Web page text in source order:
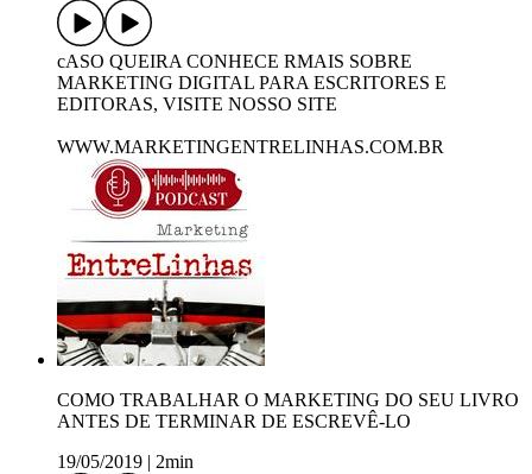
cASO QUEIRA CONHECE RMAIS SOBRE
MARKETING DIGITAL PARA ESCRITORES E
EDITORAS, VISITE NOSSO SITE
WWW.MARKETINGENTRELINHAS.COM.BR
COMO TRABALHAR O MARKETING DO SEU LIVRO
ANTES DE TERMINAR DE ESCREVÊ-LO
19/05/2019
2min